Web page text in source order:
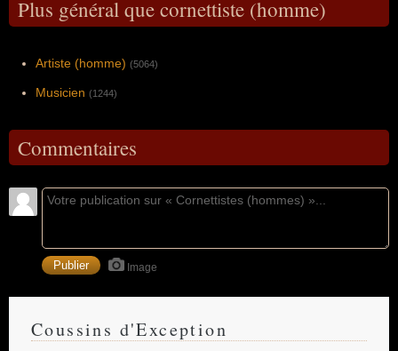
Plus général que cornettiste (homme)
Artiste (homme) (5064)
Musicien (1244)
Commentaires
Image
Coussins d'Exception